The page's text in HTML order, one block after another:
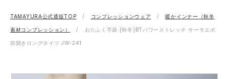
作業着・作業服
事務服・オフィスウェア
安全靴スニーカーランキング
シューズランキング
アシックス安全靴ランキング
プーマ コンバース（CONVERSE）
シモン
アイズフロンティア TSDESIGN
製造・工場作業服
鉄鋼・機械作業服
大工・鳶作業服
TAMAYURA公式通販TOP コンプレッションウェア 暖かインナー（秋冬
素材コンプレッション） おたふく手袋 [秋冬]BTパワーストレッチ サーモエボ
前開きロングタイツ JW-241